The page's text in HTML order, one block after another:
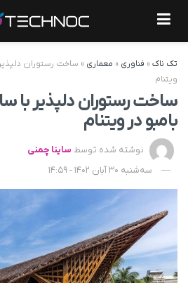
تک ناک» فناوری » معماری » ساخت رستوران دلپذیر
ویتنام
ساخت رستوران دلپذیر با
بامبو در ویتنام
نوشته شده توسط ساینا چمنی
سه‌شنبه 30 آبان 1402 - 14:59